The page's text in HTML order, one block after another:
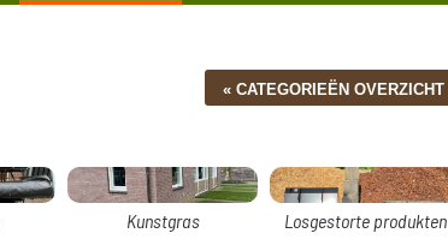
Kunstgras Losgestorte produkten